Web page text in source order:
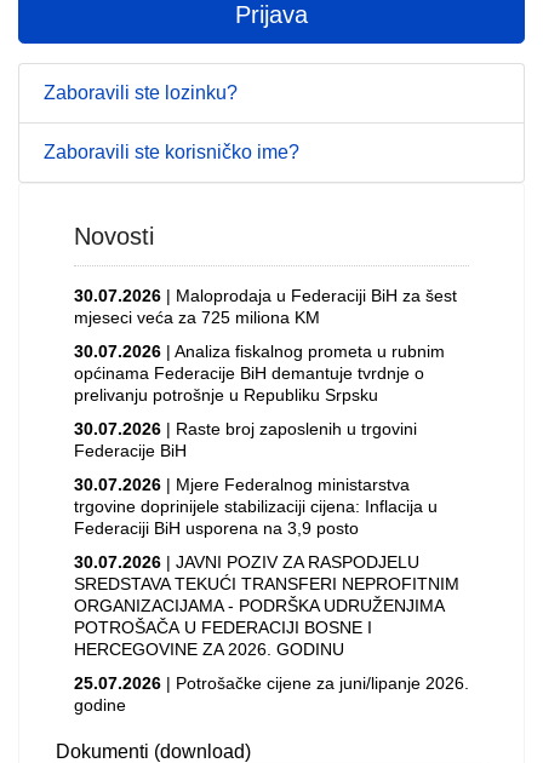
Prijava
Zaboravili ste lozinku?
Zaboravili ste korisničko ime?
Novosti
30.07.2026 | Maloprodaja u Federaciji BiH za šest
mjeseci veća za 725 miliona KM
30.07.2026 | Analiza fiskalnog prometa u rubnim
općinama Federacije BiH demantuje tvrdnje o
prelivanju potrošnje u Republiku Srpsku
30.07.2026 | Raste broj zaposlenih u trgovini
Federacije BiH
30.07.2026 | Mjere Federalnog ministarstva
trgovine doprinijele stabilizaciji cijena: Inflacija u
Federaciji BiH usporena na 3,9 posto
30.07.2026 | JAVNI POZIV ZA RASPODJELU
SREDSTAVA TEKUĆI TRANSFERI NEPROFITNIM
ORGANIZACIJAMA - PODRŠKA UDRUŽENJIMA
POTROŠAČA U FEDERACIJI BOSNE I
HERCEGOVINE ZA 2026. GODINU
25.07.2026 | Potrošačke cijene za juni/lipanje 2026.
godine
Dokumenti (download)